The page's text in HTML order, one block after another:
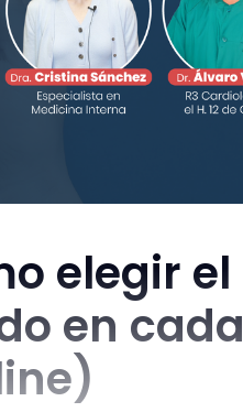
elegir el
en cada